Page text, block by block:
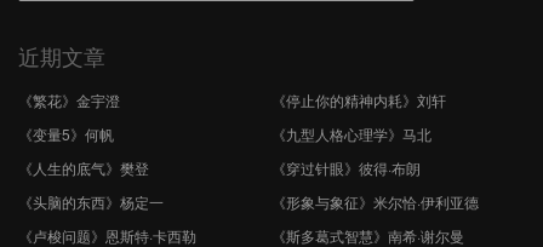
近期文章
《繁花》金宇澄
《停止你的精神内耗》刘轩
《变量5》何帆
《九型人格心理学》马北
《人生的底气》樊登
《穿过针眼》彼得·布朗
《头脑的东西》杨定一
《形象与象征》米尔恰·伊利亚德
《卢梭问题》恩斯特·卡西勒
《斯多葛式智慧》南希·谢尔曼